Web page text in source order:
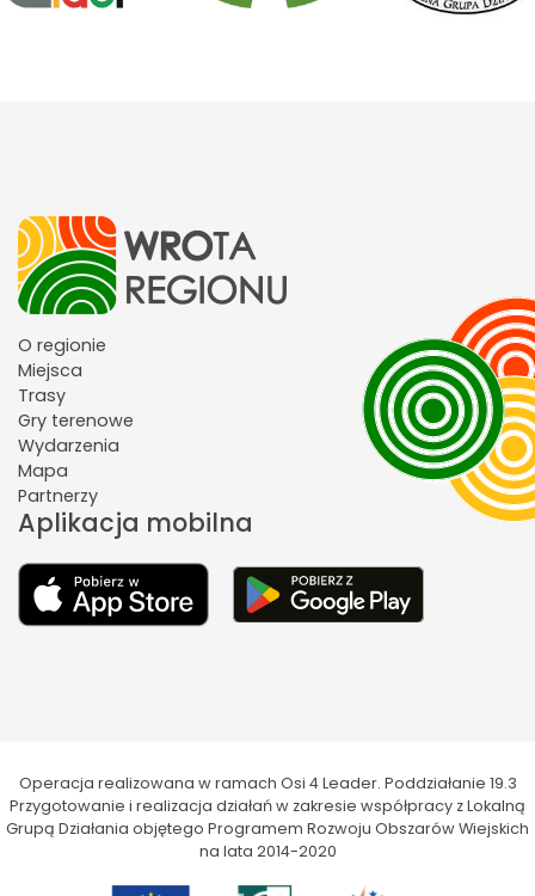
O regionie
Miejsca
Trasy
Gry terenowe
Wydarzenia
Mapa
Partnerzy
Aplikacja mobilna
Operacja realizowana w ramach Osi 4 Leader. Poddziałanie 19.3
Przygotowanie i realizacja działań w zakresie współpracy z Lokalną
Grupą Działania objętego Programem Rozwoju Obszarów Wiejskich
na lata 2014-2020